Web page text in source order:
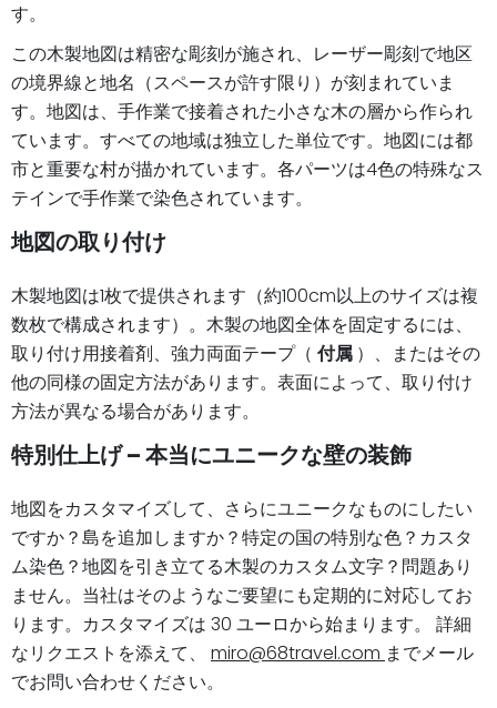
す。
この木製地図は精密な彫刻が施され、レーザー彫刻で地区
の境界線と地名（スペースが許す限り）が刻まれていま
す。地図は、手作業で接着された小さな木の層から作られ
ています。すべての地域は独立した単位です。地図には都
市と重要な村が描かれています。各パーツは4色の特殊なス
テインで手作業で染色されています。
地図の取り付け
木製地図は1枚で提供されます（約100cm以上のサイズは複
数枚で構成されます）。木製の地図全体を固定するには、
取り付け用接着剤、強力両面テープ（ 付属 ）、またはその
他の同様の固定方法があります。表面によって、取り付け
方法が異なる場合があります。
特別仕上げ – 本当にユニークな壁の装飾
地図をカスタマイズして、さらにユニークなものにしたい
ですか？島を追加しますか？特定の国の特別な色？カスタ
ム染色？地図を引き立てる木製のカスタム文字？問題あり
ません。当社はそのようなご要望にも定期的に対応してお
ります。カスタマイズは 30 ユーロから始まります。 詳細
なリクエストを添えて、 miro@68travel.com までメール
でお問い合わせください。